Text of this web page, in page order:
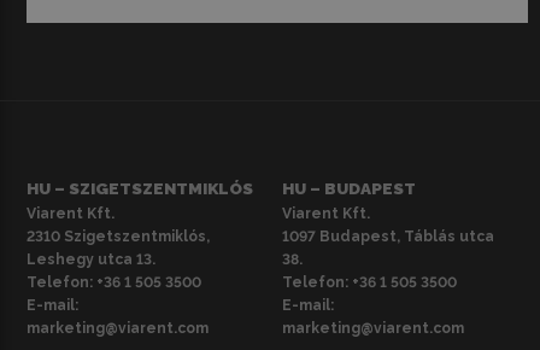
HU – SZIGETSZENTMIKLÓS
Viarent Kft.
2310 Szigetszentmiklós,
Leshegy utca 13.
Telefon: +36 1 505 3500
E-mail:
marketing@viarent.com
HU – BUDAPEST
Viarent Kft.
1097 Budapest, Táblás utca
38.
Telefon: +36 1 505 3500
E-mail:
marketing@viarent.com